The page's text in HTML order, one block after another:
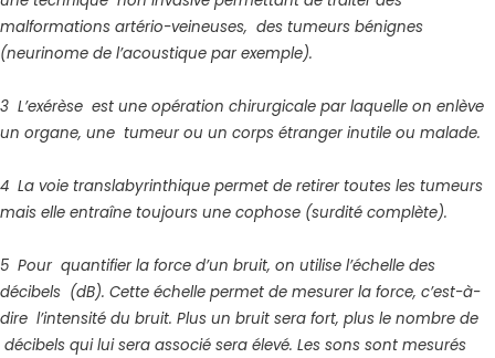
malformations artério-veineuses, des tumeurs bénignes
(neurinome de l’acoustique par exemple).
3 L’exérèse est une opération chirurgicale par laquelle on enlève
un organe, une tumeur ou un corps étranger inutile ou malade.
4 La voie translabyrinthique permet de retirer toutes les tumeurs
mais elle entraîne toujours une cophose (surdité complète).
5 Pour quantifier la force d’un bruit, on utilise l’échelle des
décibels (dB). Cette échelle permet de mesurer la force, c’est-à-
dire l’intensité du bruit. Plus un bruit sera fort, plus le nombre de
décibels qui lui sera associé sera élevé. Les sons sont mesurés